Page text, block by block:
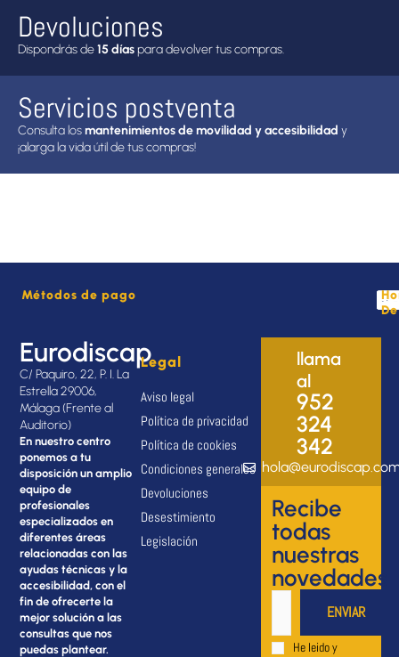
Devoluciones
Dispondrás de15 díaspara devolver tus compras.
Servicios postventa
Consulta losmantenimientos de movilidad y accesibilidad y
¡alarga la vida útil de tus compras!
Métodos de pago
Eurodiscap
C/ Paquiro, 22, P. I. La
Estrella 29006,
Málaga (Frente al
Auditorio)
En nuestro centro
ponemos a tu
disposición un amplio
equipo de
profesionales
especializados en
diferentes áreas
relacionadas con las
ayudas técnicas y la
accesibilidad, con el
fin de ofrecerte la
mejor solución a las
consultas que nos
puedas plantear.
Legal
Aviso legal
Política de privacidad
Política de cookies
Condiciones generales
Devoluciones
Desestimiento
Legislación
llama
al
952
324
342
Recibe
todas
nuestras
novedades
He leido y